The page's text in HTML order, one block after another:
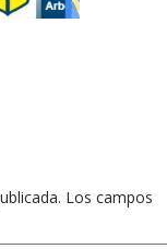
Los campos